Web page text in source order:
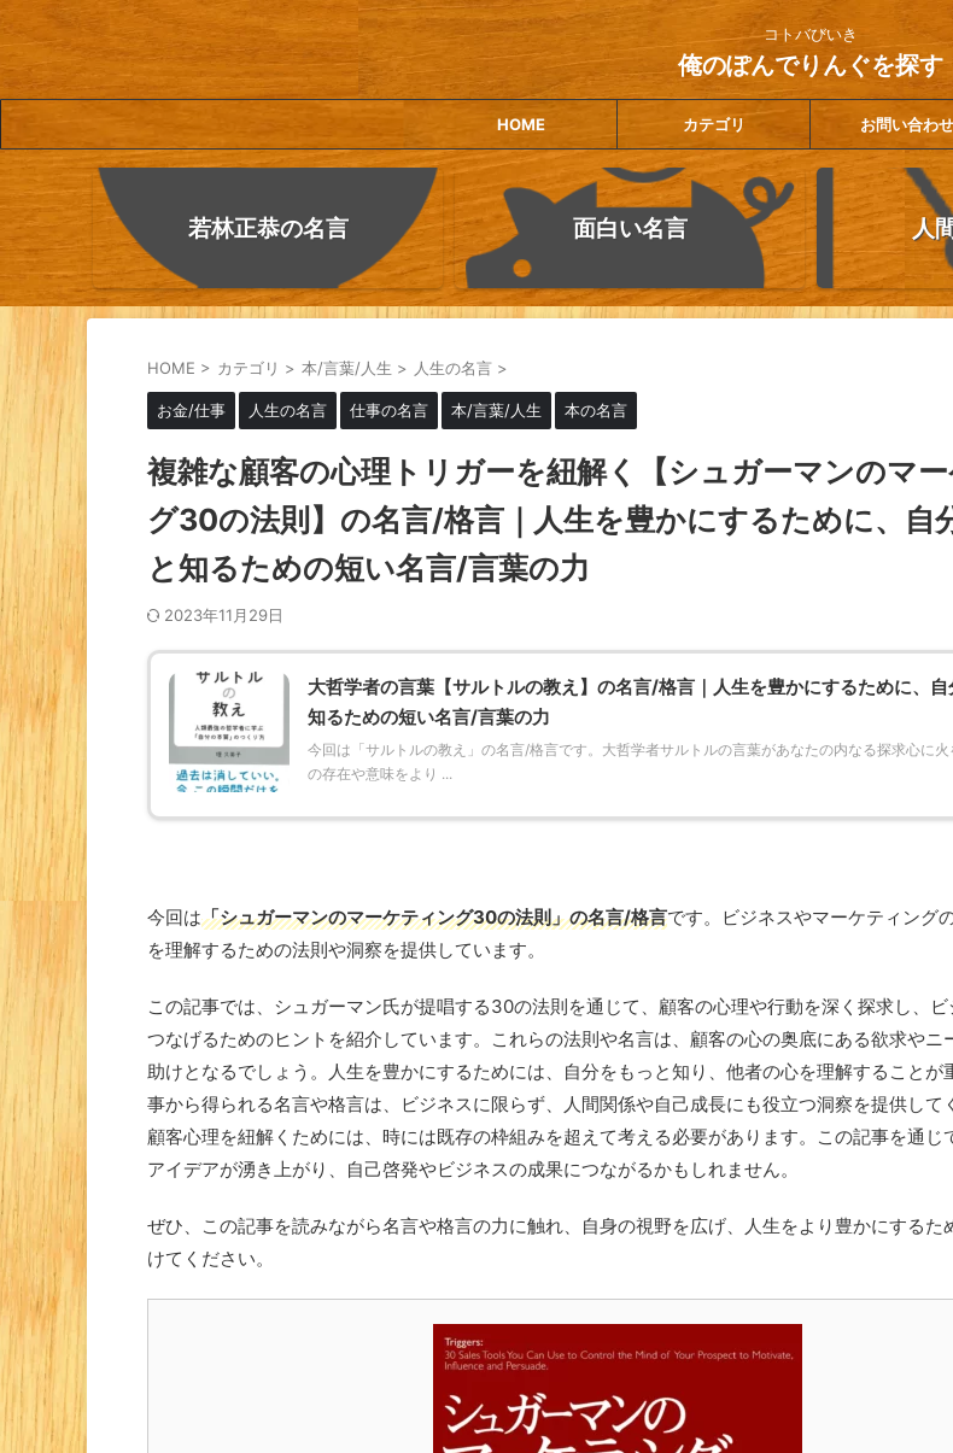
コトバびいき
俺のぽんでりんぐを探す
HOME カテゴリ お問い合わせ
若林正恭の名言 面白い名言 人
HOME > カテゴリ > 本/言葉/人生 > 人生の名言 >
お金/仕事 人生の名言 仕事の名言 本/言葉/人生 本の名言
複雑な顧客の心理トリガーを紐解く【シュガーマンのマ
グ30の法則】の名言/格言｜人生を豊かにするために、自
と知るための短い名言/言葉の力
2023年11月29日
大哲学者の言葉【サルトルの教え】の名言/格言｜人生を豊かにするために、自
知るための短い名言/言葉の力
今回は「サルトルの教え」の名言/格言です。大哲学者サルトルの言葉があなたの内なる探求心に火
の存在や意味をより ...
今回は「シュガーマンのマーケティング30の法則」の名言/格言です。ビジネスやマーケティング
を理解するための法則や洞察を提供しています。
この記事では、シュガーマン氏が提唱する30の法則を通じて、顧客の心理や行動を深く探求し、
つなげるためのヒントを紹介しています。これらの法則や名言は、顧客の心の奥底にある欲求やニ
助けとなるでしょう。人生を豊かにするためには、自分をもっと知り、他者の心を理解することが
事から得られる名言や格言は、ビジネスに限らず、人間関係や自己成長にも役立つ洞察を提供して
顧客心理を紐解くためには、時には既存の枠組みを超えて考える必要があります。この記事を通じ
アイデアが湧き上がり、自己啓発やビジネスの成果につながるかもしれません。
ぜひ、この記事を読みながら名言や格言の力に触れ、自身の視野を広げ、人生をより豊かにするた
けてください。